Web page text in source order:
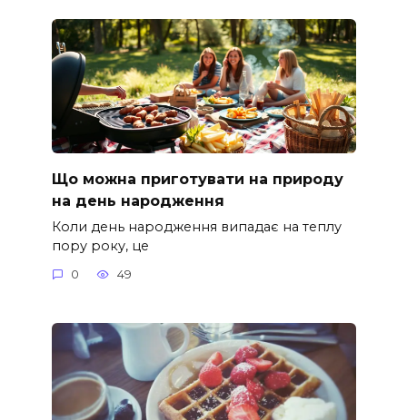
Що можна приготувати на природу
на день народження
Коли день народження випадає на теплу
пору року, це
0 49